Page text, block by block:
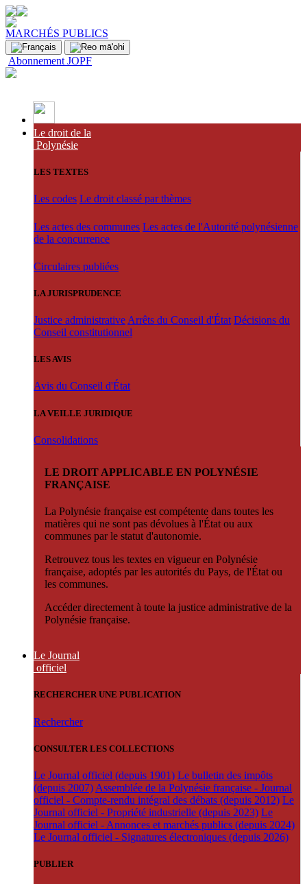
MARCHÉS PUBLICS
Abonnement JOPF
Le droit de la
Polynésie
LES TEXTES
Les codes Le droit classé par thèmes
Les actes des communes Les actes de l'Autorité polynésienne
de la concurrence
Circulaires publiées
LA JURISPRUDENCE
Justice administrative Arrêts du Conseil d'État Décisions du
Conseil constitutionnel
LES AVIS
Avis du Conseil d'État
LA VEILLE JURIDIQUE
Consolidations
LE DROIT APPLICABLE EN POLYNÉSIE
FRANÇAISE
La Polynésie française est compétente dans toutes les
matières qui ne sont pas dévolues à l'État ou aux
communes par le statut d'autonomie.
Retrouvez tous les textes en vigueur en Polynésie
française, adoptés par les autorités du Pays, de l'État ou
les communes.
Accéder directement à toute la justice administrative de la
Polynésie française.
Le Journal
officiel
RECHERCHER UNE PUBLICATION
Rechercher
CONSULTER LES COLLECTIONS
Le Journal officiel (depuis 1901) Le bulletin des impôts
(depuis 2007) Assemblée de la Polynésie française - Journal
officiel - Compte-rendu intégral des débats (depuis 2012) Le
Journal officiel - Propriété industrielle (depuis 2023) Le
Journal officiel - Annonces et marchés publics (depuis 2024)
Le Journal officiel - Signatures électroniques (depuis 2026)
PUBLIER